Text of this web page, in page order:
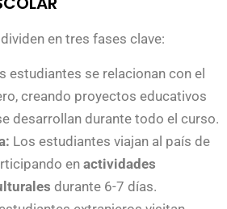
en tres fases clave:
estudiantes se relacionan con el
creando proyectos educativos
desarrollan durante todo el curso.
Los estudiantes viajan al país de
enactividades
durante 6-7 días.